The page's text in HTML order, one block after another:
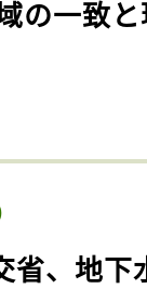
の一致
省、地下